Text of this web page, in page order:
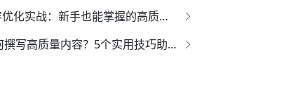
🧰 内容优化实战：新手也能掌握的高质量写作方法
✍️ 如何撰写高质量内容？5个实用技巧助你提升SEO排名